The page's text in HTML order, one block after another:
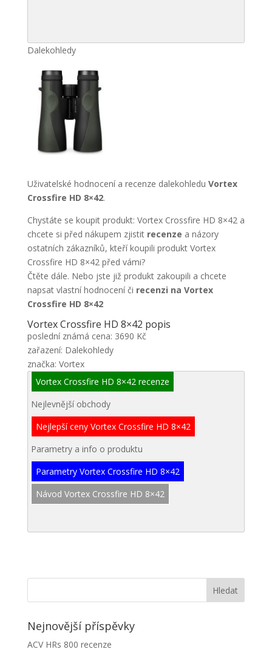
Dalekohledy
Uživatelské hodnocení a recenze dalekohledu Vortex
Crossfire HD 8×42.
Chystáte se koupit produkt: Vortex Crossfire HD 8×42 a
chcete si před nákupem zjistit recenze a názory
ostatních zákazníků, kteří koupili produkt Vortex
Crossfire HD 8×42 před vámi?
Čtěte dále. Nebo jste již produkt zakoupili a chcete
napsat vlastní hodnocení či recenzi na Vortex
Crossfire HD 8×42
Vortex Crossfire HD 8×42 popis
poslední známá cena: 3690 Kč
zařazení: Dalekohledy
značka: Vortex
Vortex Crossfire HD 8×42 recenze
Nejlevnější obchody
Nejlepší ceny Vortex Crossfire HD 8×42
Parametry a info o produktu
Parametry Vortex Crossfire HD 8×42
Návod Vortex Crossfire HD 8×42
Nejnovější příspěvky
ACV HRs 800 recenze